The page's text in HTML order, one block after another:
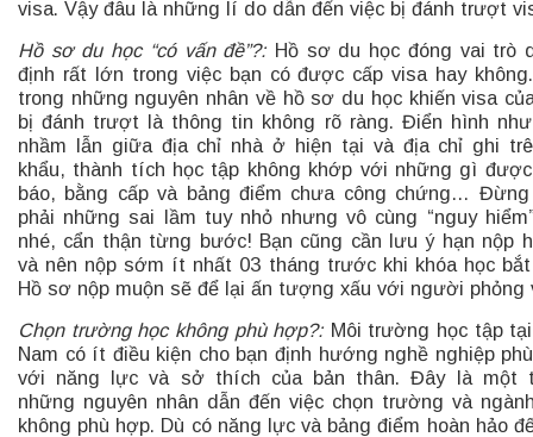
visa. Vậy đâu là những lí do dẫn đến việc bị đánh trượt
Hồ sơ du học “có vấn đề”?: Hồ sơ du học đóng vai trò
định rất lớn trong việc bạn có được cấp visa hay
trong những nguyên nhân về hồ sơ du học khiến visa
bị đánh trượt là thông tin không rõ ràng. Điển hình
nhầm lẫn giữa địa chỉ nhà ở hiện tại và địa chỉ ghi
khẩu, thành tích học tập không khớp với những gì
báo, bằng cấp và bảng điểm chưa công chứng… Đừng
phải những sai lầm tuy nhỏ nhưng vô cùng “nguy
nhé, cẩn thận từng bước! Bạn cũng cần lưu ý hạn nộp
và nên nộp sớm ít nhất 03 tháng trước khi khóa học bắt
Hồ sơ nộp muộn sẽ để lại ấn tượng xấu với người phỏng
Chọn trường học không phù hợp?: Môi trường học tập
Nam có ít điều kiện cho bạn định hướng nghề nghiệp
với năng lực và sở thích của bản thân. Đây là một
những nguyên nhân dẫn đến việc chọn trường và
không phù hợp. Dù có năng lực và bảng điểm hoàn hảo